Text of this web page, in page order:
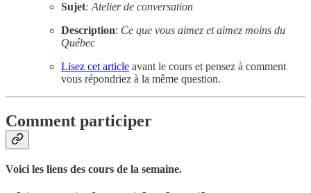
Sujet: Atelier de conversation
Description: Ce que vous aimez et aimez moins du
Québec
Lisez cet article avant le cours et pensez à comment
vous répondriez à la même question.
Comment participer
Voici les liens des cours de la semaine.